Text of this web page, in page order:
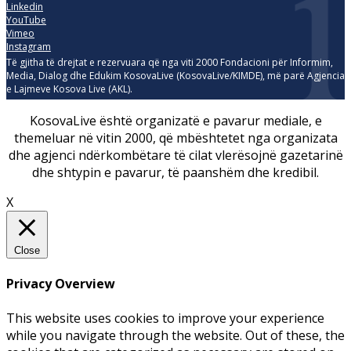
Linkedin
YouTube
Vimeo
Instagram
Të gjitha të drejtat e rezervuara që nga viti 2000 Fondacioni për Informim,
Media, Dialog dhe Edukim KosovaLive (KosovaLive/KIMDE), më parë Agjencia
e Lajmeve Kosova Live (AKL).
KosovaLive është organizatë e pavarur mediale, e
themeluar në vitin 2000, që mbështetet nga organizata
dhe agjenci ndërkombëtare të cilat vlerësojnë gazetarinë
dhe shtypin e pavarur, të paanshëm dhe kredibil.
X
Close
Privacy Overview
This website uses cookies to improve your experience
while you navigate through the website. Out of these, the